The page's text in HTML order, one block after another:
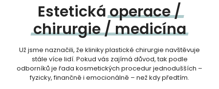
Estetickáoperace/
chirurgie/medicína
Už jsme naznačili, že kliniky plastické chirurgie navštěvuje
stále více lidí. Pokud vás zajímá důvod, tak podle
odborníků je řada kosmetických procedur jednodušších –
fyzicky, finančně i emocionálně – než kdy předtím.